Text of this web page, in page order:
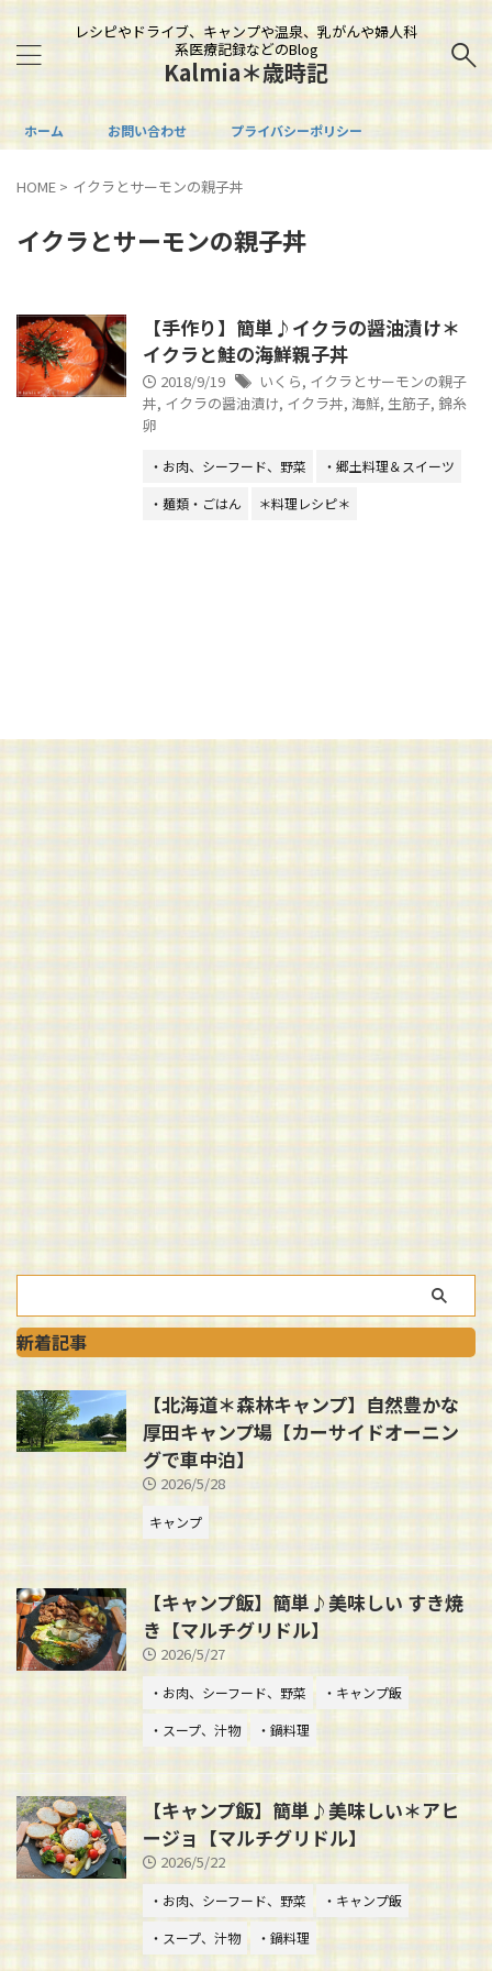
レシピやドライブ、キャンプや温泉、乳がんや婦人科
系医療記録などのBlog
Kalmia＊歳時記
ホーム お問い合わせ プライバシーポリシー
HOME > イクラとサーモンの親子丼
イクラとサーモンの親子丼
【手作り】簡単♪イクラの醤油漬け＊
イクラと鮭の海鮮親子丼
2018/9/19 いくら, イクラとサーモンの親子
丼, イクラの醤油漬け, イクラ丼, 海鮮, 生筋子, 錦糸
卵
・お肉、シーフード、野菜
・郷土料理＆スイーツ
・麺類・ごはん
＊料理レシピ＊
新着記事
【北海道＊森林キャンプ】自然豊かな
厚田キャンプ場【カーサイドオーニン
グで車中泊】
2026/5/28
キャンプ
【キャンプ飯】簡単♪美味しい すき焼
き【マルチグリドル】
2026/5/27
・お肉、シーフード、野菜
・キャンプ飯
・スープ、汁物
・鍋料理
【キャンプ飯】簡単♪美味しい＊アヒ
ージョ【マルチグリドル】
2026/5/22
・お肉、シーフード、野菜
・キャンプ飯
・スープ、汁物
・鍋料理